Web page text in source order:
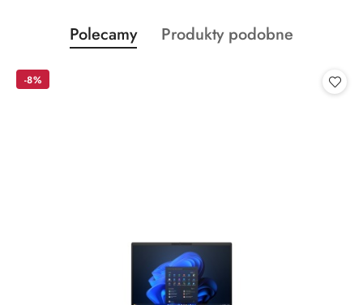
Pomiń karuzelę produktów
Produkty
o
Polecamy
Produkty
Produkty podobne
-8%